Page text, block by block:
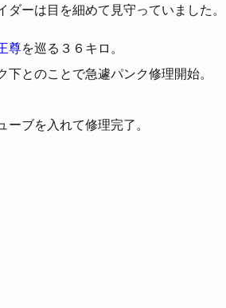
ダーは目を細めて見守っていました。
尊を巡る３６キロ。
とのことで急遽パンク修理開始。
ブを入れて修理完了。